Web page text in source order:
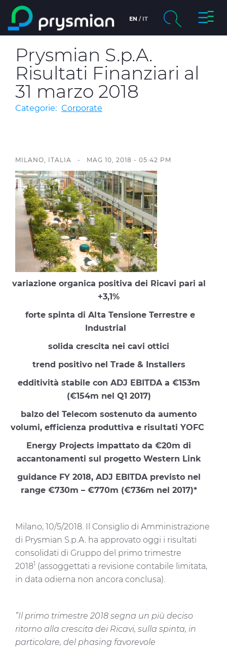
Salta al contenuto
principale
EN IT
Cerca
La società
Mercati
Product Centre
Insight
Data centers
Investitori
Etica e Integrità
Innovazione
Media
Prysmian S.p.A.
Risultati Finanziari al
31 marzo 2018
Categorie: Corporate
MILANO, ITALIA - MAG 10, 2018 - 05:42 PM
variazione organica positiva dei Ricavi pari al
+3,1%
forte spinta di Alta Tensione Terrestre e
Industrial
solida crescita nei cavi ottici
trend positivo nel Trade & Installers
edditività stabile con ADJ EBITDA a €153m
(€154m nel Q1 2017)
balzo del Telecom sostenuto da aumento
volumi, efficienza produttiva e risultati YOFC
Energy Projects impattato da €20m di
accantonamenti sul progetto Western Link
guidance FY 2018, ADJ EBITDA previsto nel
range €730m – €770m (€736m nel 2017)*
Milano, 10/5/2018. Il Consiglio di Amministrazione
di Prysmian S.p.A. ha approvato oggi i risultati
consolidati di Gruppo del primo trimestre
20181 (assoggettati a revisione contabile limitata,
in data odierna non ancora conclusa).
”Il primo trimestre 2018 segna un più deciso
ritorno alla crescita dei Ricavi, sulla spinta, in
particolare, del phasing favorevole